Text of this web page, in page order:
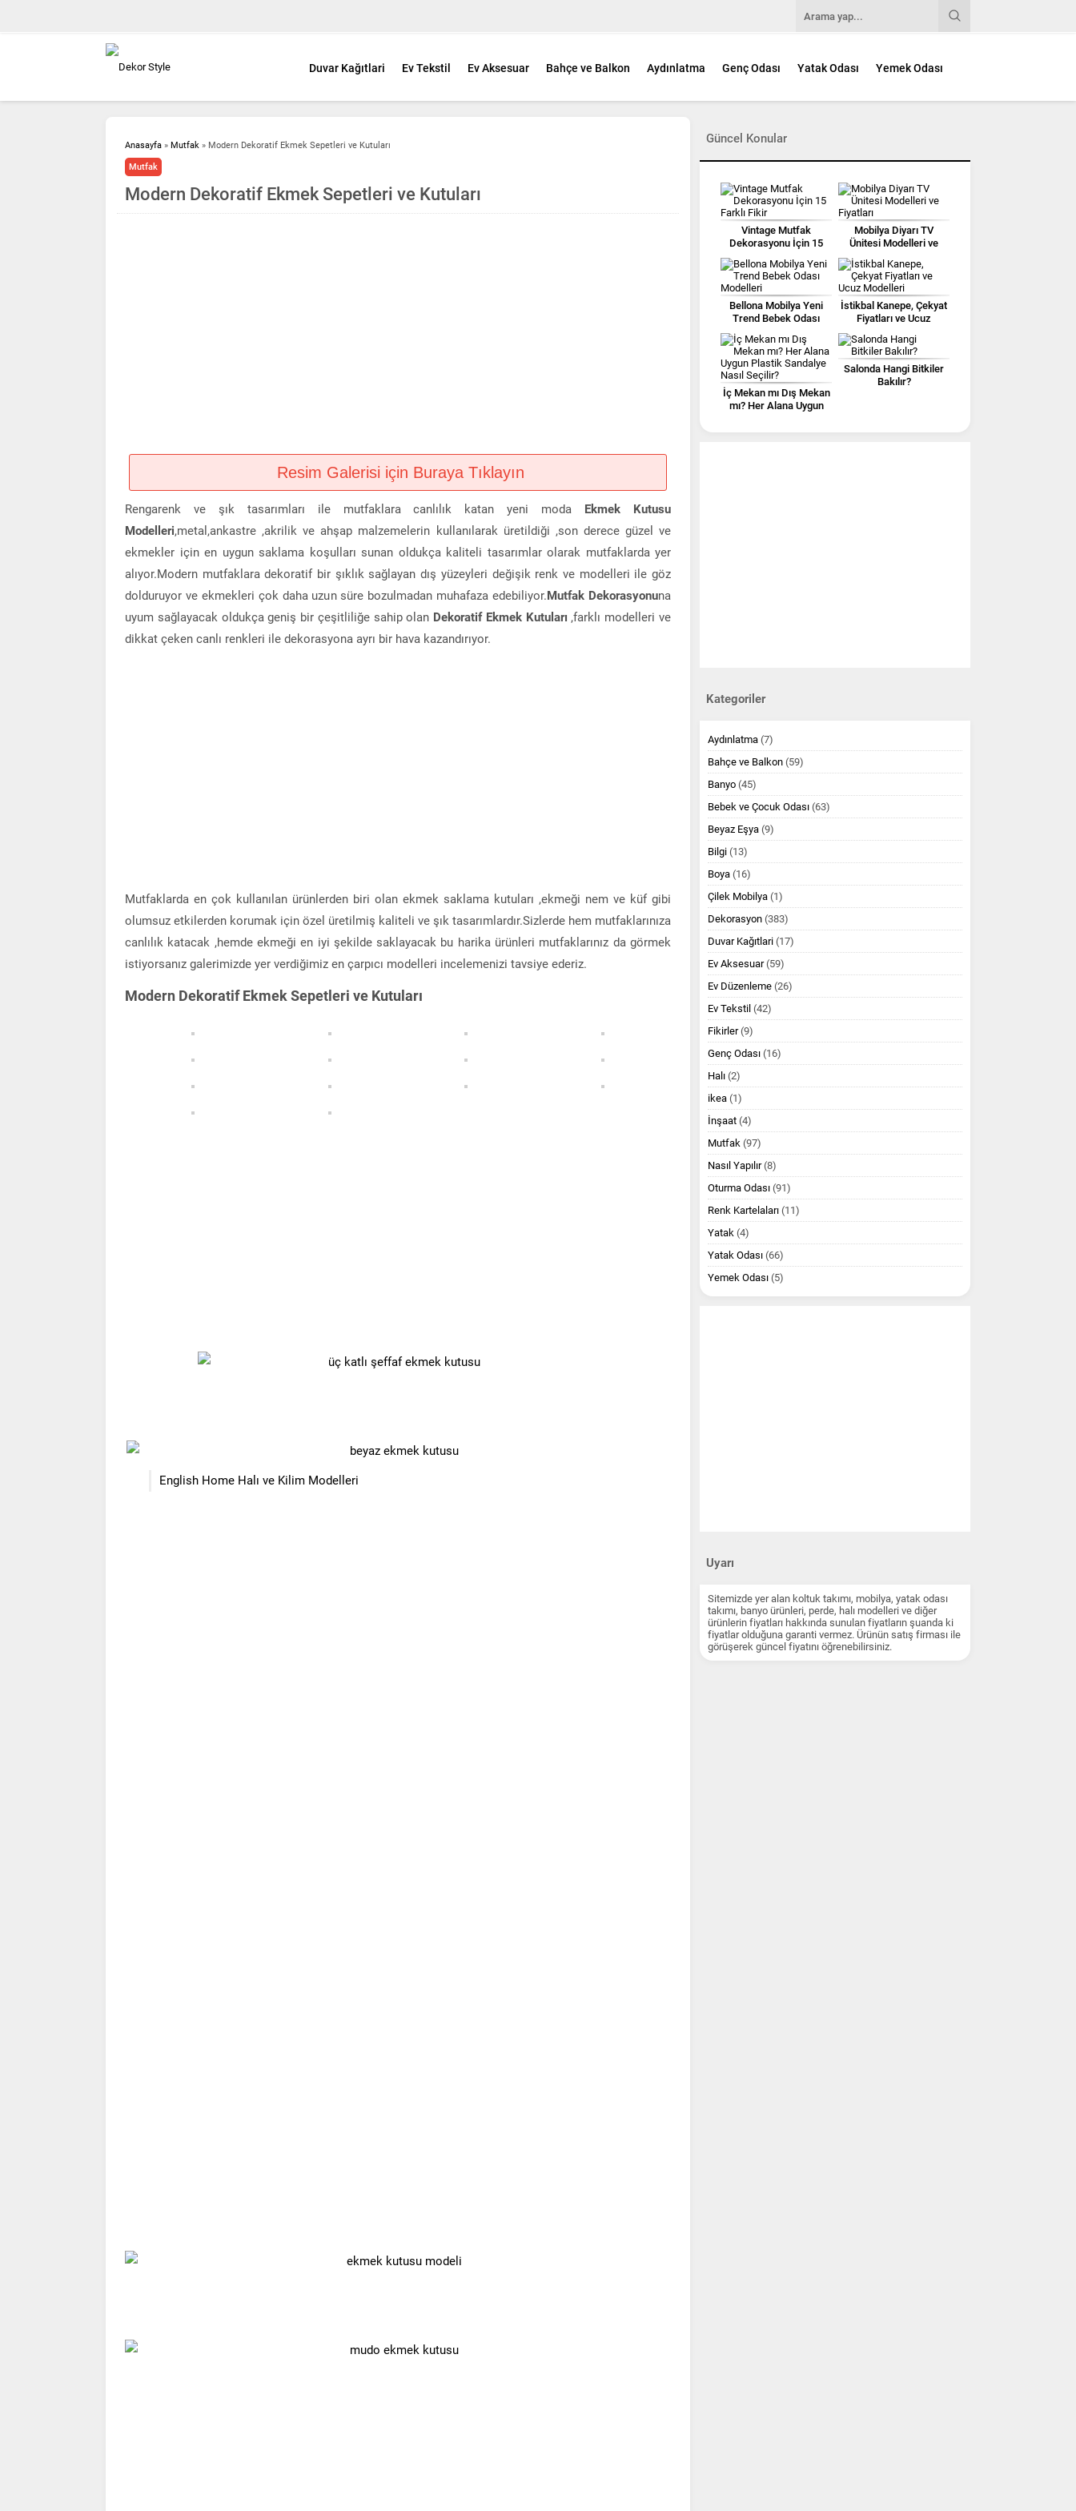
Duvar Kağıtlari Ev Tekstil Ev Aksesuar Bahçe ve Balkon Aydınlatma Genç Odası Yatak Odası Yemek Odası
Anasayfa » Mutfak » Modern Dekoratif Ekmek Sepetleri ve Kutuları
Mutfak
Modern Dekoratif Ekmek Sepetleri ve Kutuları
Resim Galerisi için Buraya Tıklayın
Rengarenk ve şık tasarımları ile mutfaklara canlılık katan yeni moda Ekmek Kutusu
Modelleri,metal,ankastre ,akrilik ve ahşap malzemelerin kullanılarak üretildiği ,son derece güzel ve
ekmekler için en uygun saklama koşulları sunan oldukça kaliteli tasarımlar olarak mutfaklarda yer
alıyor.Modern mutfaklara dekoratif bir şıklık sağlayan dış yüzeyleri değişik renk ve modelleri ile göz
dolduruyor ve ekmekleri çok daha uzun süre bozulmadan muhafaza edebiliyor.Mutfak Dekorasyonuna
uyum sağlayacak oldukça geniş bir çeşitliliğe sahip olan Dekoratif Ekmek Kutuları ,farklı modelleri ve
dikkat çeken canlı renkleri ile dekorasyona ayrı bir hava kazandırıyor.
Mutfaklarda en çok kullanılan ürünlerden biri olan ekmek saklama kutuları ,ekmeği nem ve küf gibi
olumsuz etkilerden korumak için özel üretilmiş kaliteli ve şık tasarımlardır.Sizlerde hem mutfaklarınıza
canlılık katacak ,hemde ekmeği en iyi şekilde saklayacak bu harika ürünleri mutfaklarınız da görmek
istiyorsanız galerimizde yer verdiğimiz en çarpıcı modelleri incelemenizi tavsiye ederiz.
Modern Dekoratif Ekmek Sepetleri ve Kutuları
English Home Halı ve Kilim Modelleri
Güncel Konular
Vintage Mutfak
Dekorasyonu İçin 15
Mobilya Diyarı TV
Ünitesi Modelleri ve
Bellona Mobilya Yeni
Trend Bebek Odası
İstikbal Kanepe, Çekyat
Fiyatları ve Ucuz
İç Mekan mı Dış Mekan
mı? Her Alana Uygun
Seçilir?
Salonda Hangi Bitkiler
Bakılır?
Kategoriler
Aydınlatma (7)
Bahçe ve Balkon (59)
Banyo (45)
Bebek ve Çocuk Odası (63)
Beyaz Eşya (9)
Bilgi (13)
Boya (16)
Çilek Mobilya (1)
Dekorasyon (383)
Duvar Kağıtlari (17)
Ev Aksesuar(59)
Ev Düzenleme (26)
Ev Tekstil (42)
Fikirler(9)
Genç Odası (16)
Halı (2)
ikea (1)
İnşaat (4)
Mutfak (97)
Nasıl Yapılır(8)
Oturma Odası (91)
Renk Kartelaları (11)
Yatak (4)
Yatak Odası (66)
Yemek Odası (5)
Uyarı
Sitemizde yer alan koltuk takımı, mobilya, yatak odası
takımı, banyo ürünleri, perde, halı modelleri ve diğer
ürünlerin fiyatları hakkında sunulan fiyatların şuanda ki
fiyatlar olduğuna garanti vermez. Ürünün satış firması ile
görüşerek güncel fiyatını öğrenebilirsiniz.